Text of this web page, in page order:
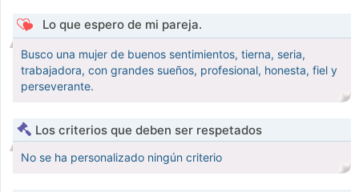
Lo que espero de mi pareja.
Busco una mujer de buenos sentimientos, tierna, seria,
trabajadora, con grandes sueños, profesional, honesta, fiel y
perseverante.
Los criterios que deben ser respetados
No se ha personalizado ningún criterio